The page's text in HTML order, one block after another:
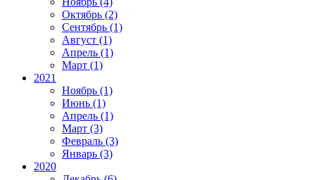
Октябрь (2)
Сентябрь (1)
Август (1)
Апрель (1)
Март (1)
2021
Ноябрь (1)
Июнь (1)
Апрель (1)
Март (3)
Февраль (3)
Январь (3)
2020